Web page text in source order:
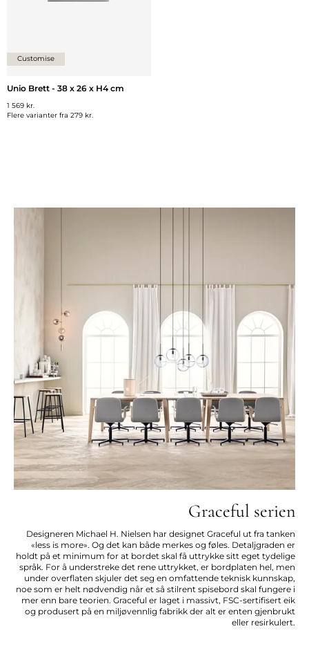
Customise
Unio Brett - 38 x 26 x H4 cm
1 569 kr.
Flere varianter fra 279 kr.
Graceful serien
Designeren Michael H. Nielsen har designet Graceful ut fra tanken
«less is more». Og det kan både merkes og føles. Detaljgraden er
holdt på et minimum for at bordet skal få uttrykke sitt eget tydelige
språk. For å understreke det rene uttrykket, er bordplaten hel, men
under overflaten skjuler det seg en omfattende teknisk kunnskap,
noe som er helt nødvendig når et så stilrent spisebord skal fungere i
mer enn bare teorien. Graceful er laget i massivt, FSC-sertifisert eik
og produsert på en miljøvennlig fabrikk der alt er enten gjenbrukt
eller resirkulert.